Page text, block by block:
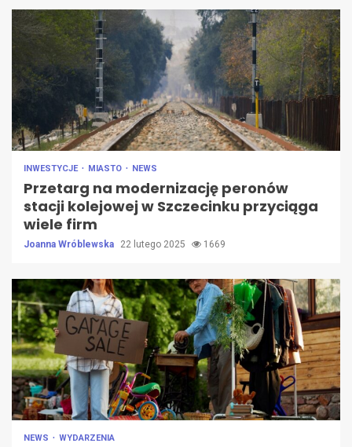
INWESTYCJE MIASTO NEWS
Przetarg na modernizację peronów
stacji kolejowej w Szczecinku przyciąga
wiele firm
Joanna Wróblewska 22 lutego 2025 1669
NEWS WYDARZENIA